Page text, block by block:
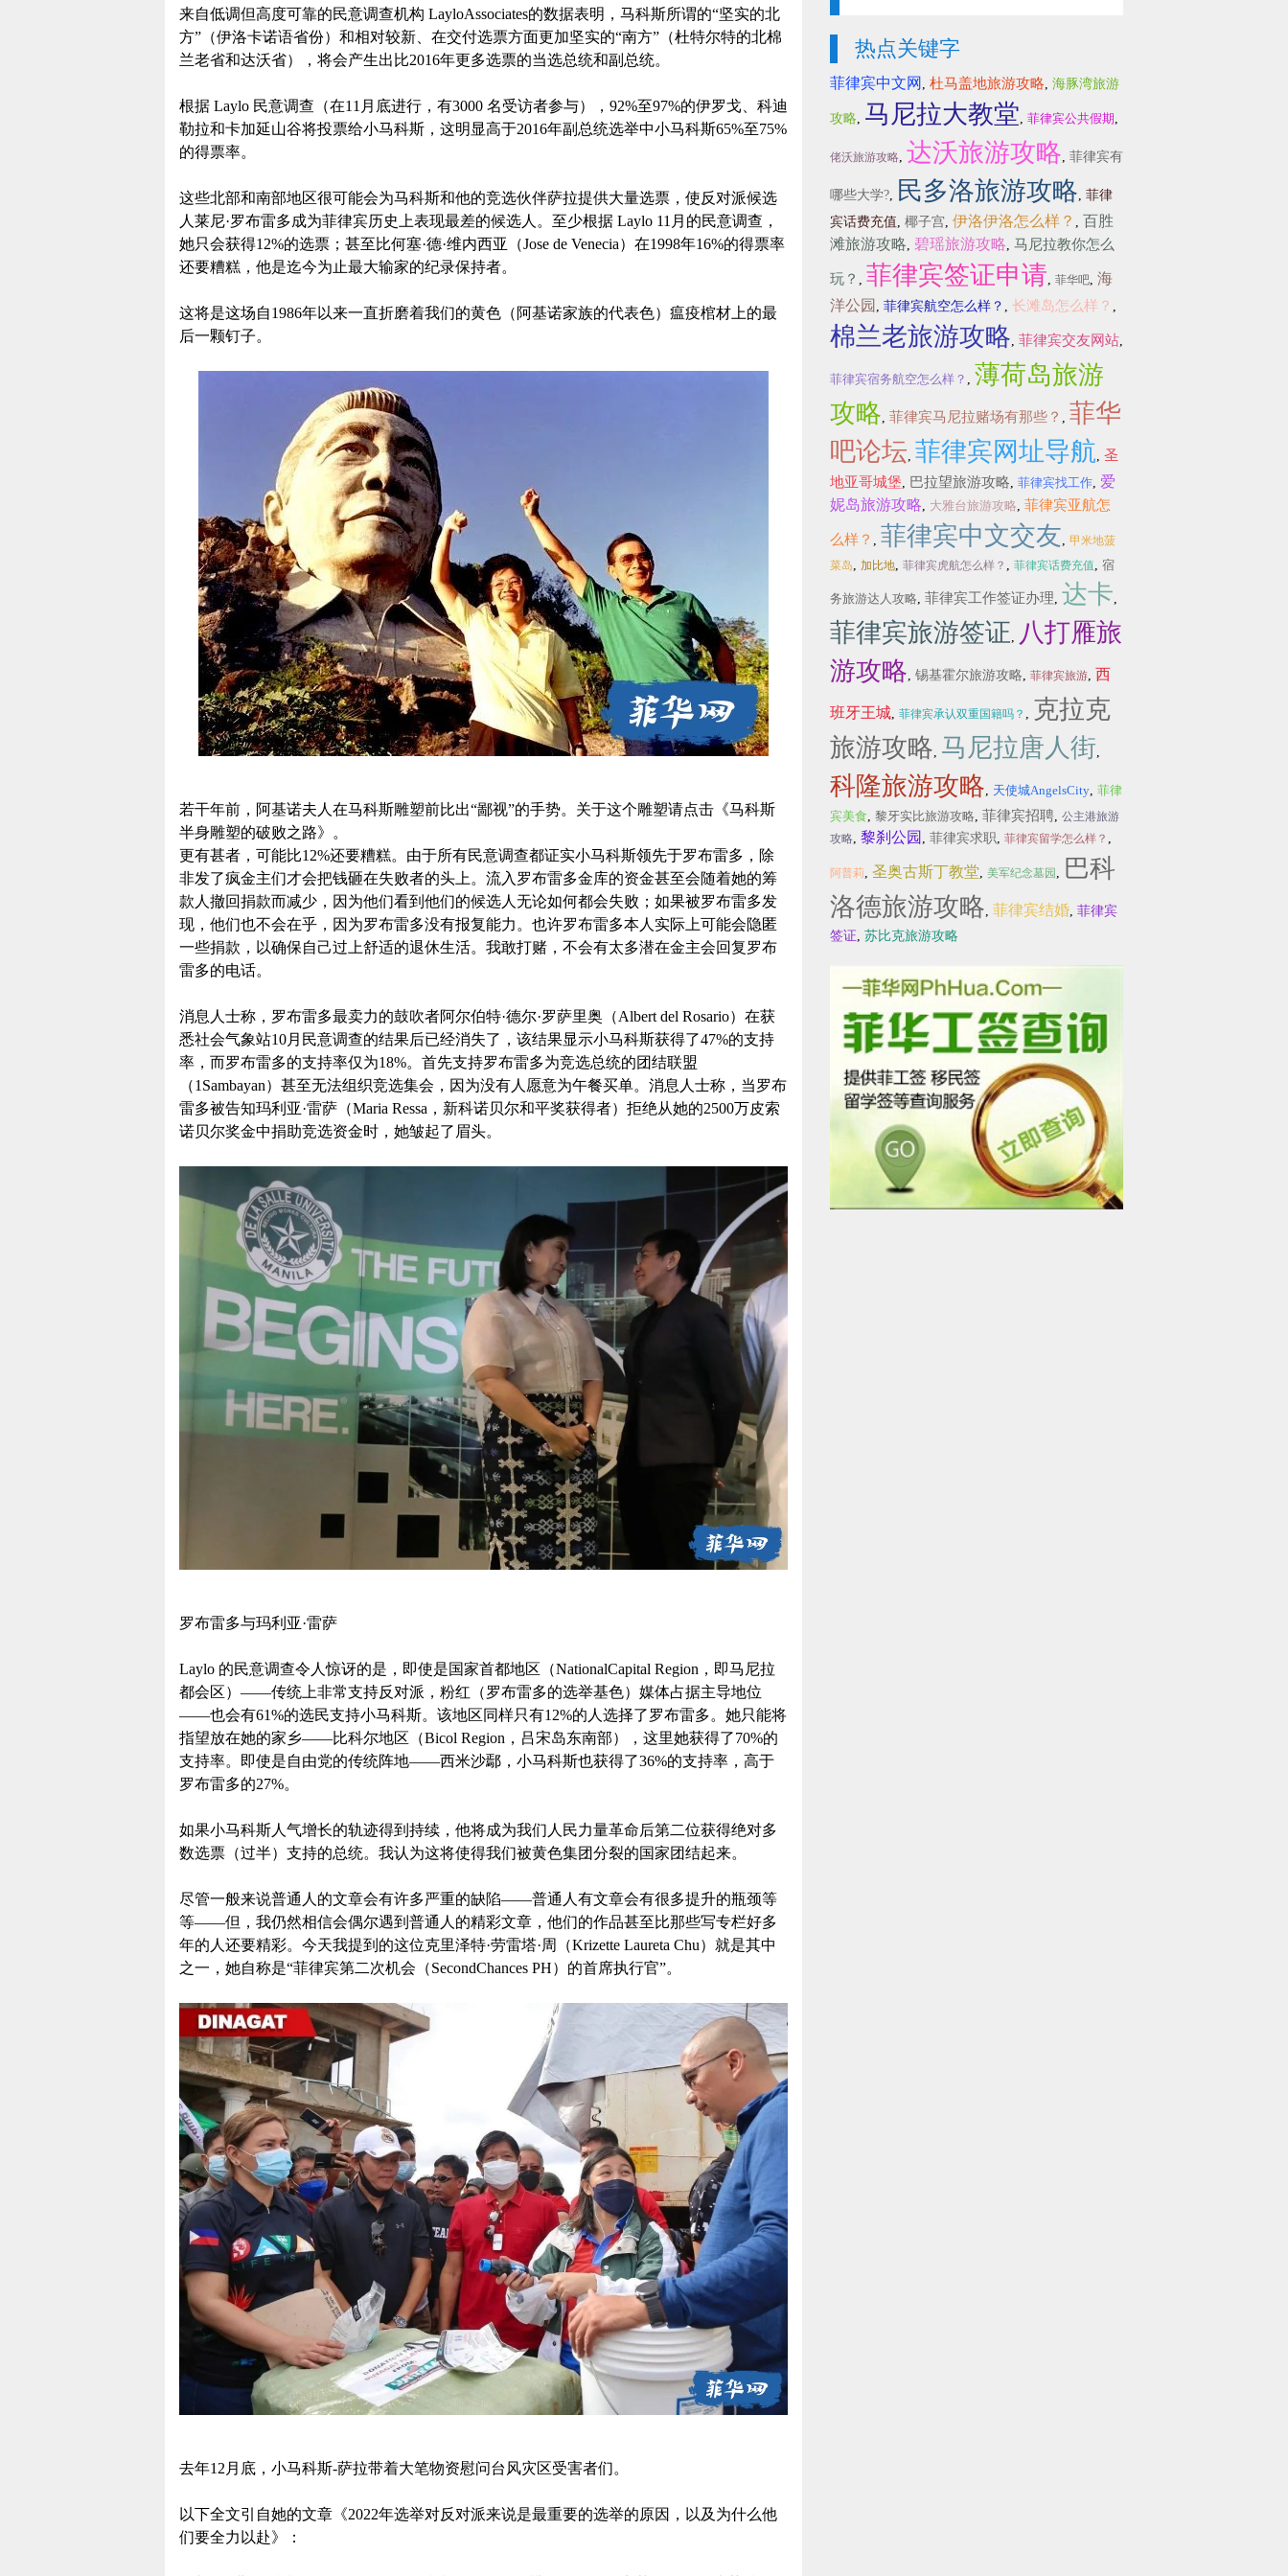
来自低调但高度可靠的民意调查机构 LayloAssociates的数据表明，马科斯所谓的“坚实的北
方”（伊洛卡诺语省份）和相对较新、在交付选票方面更加坚实的“南方”（杜特尔特的北棉
兰老省和达沃省），将会产生出比2016年更多选票的当选总统和副总统。
根据 Laylo 民意调查（在11月底进行，有3000 名受访者参与），92%至97%的伊罗戈、科迪
勒拉和卡加延山谷将投票给小马科斯，这明显高于2016年副总统选举中小马科斯65%至75%
的得票率。
这些北部和南部地区很可能会为马科斯和他的竞选伙伴萨拉提供大量选票，使反对派候选
人莱尼·罗布雷多成为菲律宾历史上表现最差的候选人。至少根据 Laylo 11月的民意调查，
她只会获得12%的选票；甚至比何塞·德·维内西亚（Jose de Venecia）在1998年16%的得票率
还要糟糕，他是迄今为止最大输家的纪录保持者。
这将是这场自1986年以来一直折磨着我们的黄色（阿基诺家族的代表色）瘟疫棺材上的最
后一颗钉子。
若干年前，阿基诺夫人在马科斯雕塑前比出“鄙视”的手势。关于这个雕塑请点击《马科斯
半身雕塑的破败之路》。
更有甚者，可能比12%还要糟糕。由于所有民意调查都证实小马科斯领先于罗布雷多，除
非发了疯金主们才会把钱砸在失败者的头上。流入罗布雷多金库的资金甚至会随着她的筹
款人撤回捐款而减少，因为他们看到他们的候选人无论如何都会失败；如果被罗布雷多发
现，他们也不会在乎，因为罗布雷多没有报复能力。也许罗布雷多本人实际上可能会隐匿
一些捐款，以确保自己过上舒适的退休生活。我敢打赌，不会有太多潜在金主会回复罗布
雷多的电话。
消息人士称，罗布雷多最卖力的鼓吹者阿尔伯特·德尔·罗萨里奥（Albert del Rosario）在获
悉社会气象站10月民意调查的结果后已经消失了，该结果显示小马科斯获得了47%的支持
率，而罗布雷多的支持率仅为18%。首先支持罗布雷多为竞选总统的团结联盟
（1Sambayan）甚至无法组织竞选集会，因为没有人愿意为午餐买单。消息人士称，当罗布
雷多被告知玛利亚·雷萨（Maria Ressa，新科诺贝尔和平奖获得者）拒绝从她的2500万皮索
诺贝尔奖金中捐助竞选资金时，她皱起了眉头。
罗布雷多与玛利亚·雷萨
Laylo 的民意调查令人惊讶的是，即使是国家首都地区（NationalCapital Region，即马尼拉
都会区）——传统上非常支持反对派，粉红（罗布雷多的选举基色）媒体占据主导地位
——也会有61%的选民支持小马科斯。该地区同样只有12%的人选择了罗布雷多。她只能将
指望放在她的家乡——比科尔地区（Bicol Region，吕宋岛东南部），这里她获得了70%的
支持率。即使是自由党的传统阵地——西米沙鄢，小马科斯也获得了36%的支持率，高于
罗布雷多的27%。
如果小马科斯人气增长的轨迹得到持续，他将成为我们人民力量革命后第二位获得绝对多
数选票（过半）支持的总统。我认为这将使得我们被黄色集团分裂的国家团结起来。
尽管一般来说普通人的文章会有许多严重的缺陷——普通人有文章会有很多提升的瓶颈等
等——但，我仍然相信会偶尔遇到普通人的精彩文章，他们的作品甚至比那些写专栏好多
年的人还要精彩。今天我提到的这位克里泽特·劳雷塔·周（Krizette Laureta Chu）就是其中
之一，她自称是“菲律宾第二次机会（SecondChances PH）的首席执行官”。
去年12月底，小马科斯-萨拉带着大笔物资慰问台风灾区受害者们。
以下全文引自她的文章《2022年选举对反对派来说是最重要的选举的原因，以及为什么他
们要全力以赴》：
热点关键字
菲律宾中文网 , 杜马盖地旅游攻略, 海豚湾旅游
攻略, 马尼拉大教堂, 菲律宾公共假期,
佬沃旅游攻略, 达沃旅游攻略, 菲律宾有
哪些大学?, 民多洛旅游攻略, 菲律
宾话费充值, 椰子宫, 伊洛伊洛怎么样？ , 百胜
滩旅游攻略, 碧瑶旅游攻略, 马尼拉教你怎么
玩？ , 菲律宾签证申请, 菲华吧, 海
洋公园 , 菲律宾航空怎么样？ , 长滩岛怎么样？ ,
棉兰老旅游攻略, 菲律宾交友网站,
菲律宾宿务航空怎么样？ , 薄荷岛旅游
攻略, 菲律宾马尼拉赌场有那些？ , 菲华
吧论坛, 菲律宾网址导航, 圣
地亚哥城堡, 巴拉望旅游攻略, 菲律宾找工作, 爱
妮岛旅游攻略, 大雅台旅游攻略, 菲律宾亚航怎
么样？ , 菲律宾中文交友, 甲米地菠
菜岛, 加比地, 菲律宾虎航怎么样？ , 菲律宾话费充值, 宿
务旅游达人攻略, 菲律宾工作签证办理, 达卡,
菲律宾旅游签证, 八打雁旅
游攻略, 锡基霍尔旅游攻略, 菲律宾旅游, 西
班牙王城, 菲律宾承认双重国籍吗？ , 克拉克
旅游攻略, 马尼拉唐人街,
科隆旅游攻略, 天使城AngelsCity, 菲律
宾美食, 黎牙实比旅游攻略, 菲律宾招聘, 公主港旅游
攻略, 黎刹公园 , 菲律宾求职, 菲律宾留学怎么样？ ,
阿普莉, 圣奥古斯丁教堂, 美军纪念墓园 , 巴科
洛德旅游攻略, 菲律宾结婚, 菲律宾
签证, 苏比克旅游攻略